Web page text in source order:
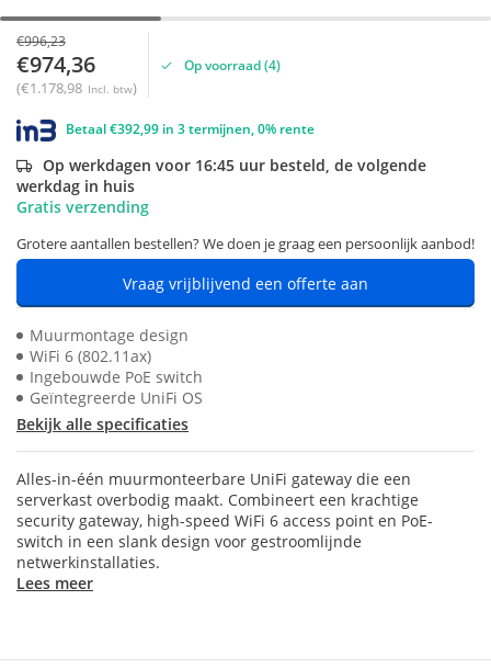
€996,23
€974,36
(€1.178,98 Incl. btw)
Op voorraad (4)
Betaal €392,99 in 3 termijnen, 0% rente
Op werkdagen voor 16:45 uur besteld, de volgende
werkdag in huis
Gratis verzending
Grotere aantallen bestellen? We doen je graag een persoonlijk aanbod!
Vraag vrijblijvend een offerte aan
Muurmontage design
WiFi 6 (802.11ax)
Ingebouwde PoE switch
Geïntegreerde UniFi OS
Bekijk alle specificaties
Alles-in-één muurmonteerbare UniFi gateway die een
serverkast overbodig maakt. Combineert een krachtige
security gateway, high-speed WiFi 6 access point en PoE-
switch in een slank design voor gestroomlijnde
netwerkinstallaties.
Lees meer